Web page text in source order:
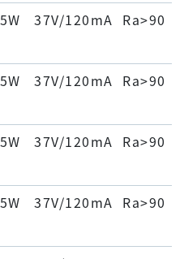
5W 37V/120mA Ra>90
5W 37V/120mA Ra>90
5W 37V/120mA Ra>90
5W 37V/120mA Ra>90